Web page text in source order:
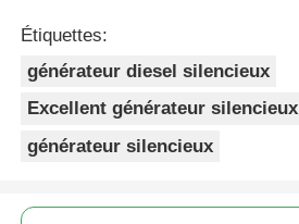
Étiquettes:
générateur diesel silencieux
Excellent générateur silencieux
générateur silencieux